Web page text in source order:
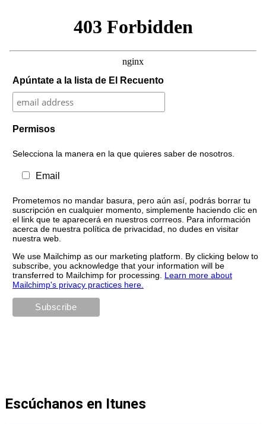
Apúntate a la lista de El Recuento
Permisos
Selecciona la manera en la que quieres saber de nosotros.
Email
Prometemos no mandar basura, pero aún así, podrás borrar tu
suscripción en cualquier momento, simplemente haciendo clic en
el link que te aparecerá en nuestros corrreos. Para información
acerca de nuestra política de privacidad, no dudes en visitar
nuestra web.
We use Mailchimp as our marketing platform. By clicking below to
subscribe, you acknowledge that your information will be
transferred to Mailchimp for processing. Learn more about
Mailchimp's privacy practices here.
Escúchanos en Itunes